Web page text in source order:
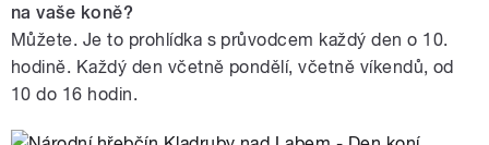
na vaše koně?
Můžete. Je to prohlídka s průvodcem každý den o 10.
hodině. Každý den včetně pondělí, včetně víkendů, od
10 do 16 hodin.